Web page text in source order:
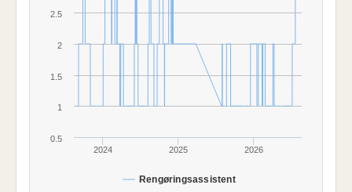
Rengøringsassistent
2024 2025 2026
0.5
1
1.5
2
2.5